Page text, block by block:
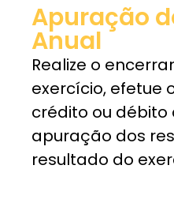
Apuração
Anual
Realize o
exercício, efetue
crédito ou
apuração dos
resultado do